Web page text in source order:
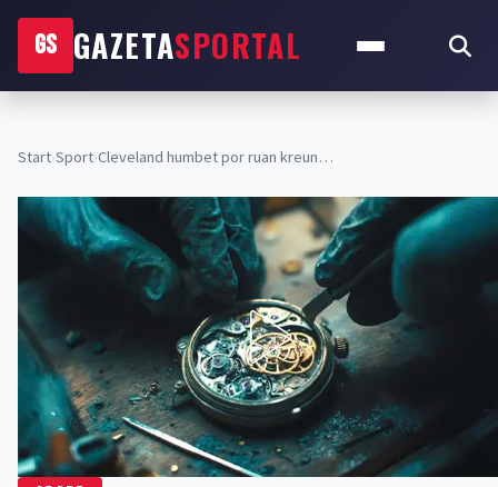
GS GAZETASPORTAL
Start›Sport›Cleveland humbet por ruan kreun…